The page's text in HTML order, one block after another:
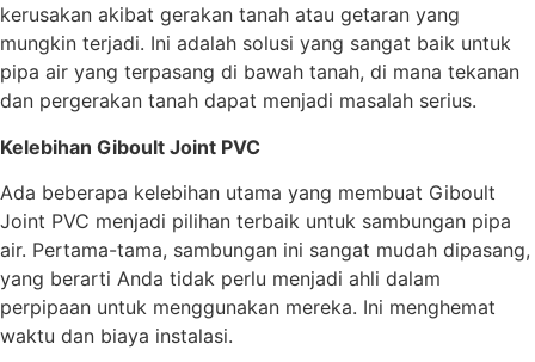
kerusakan akibat gerakan tanah atau getaran yang
mungkin terjadi. Ini adalah solusi yang sangat baik untuk
pipa air yang terpasang di bawah tanah, di mana tekanan
dan pergerakan tanah dapat menjadi masalah serius.
Kelebihan Giboult Joint PVC
Ada beberapa kelebihan utama yang membuat Giboult
Joint PVC menjadi pilihan terbaik untuk sambungan pipa
air. Pertama-tama, sambungan ini sangat mudah dipasang,
yang berarti Anda tidak perlu menjadi ahli dalam
perpipaan untuk menggunakan mereka. Ini menghemat
waktu dan biaya instalasi.